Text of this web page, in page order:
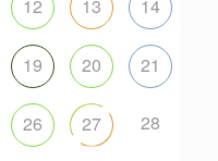
12 13 14
19 20 21
26 27 28